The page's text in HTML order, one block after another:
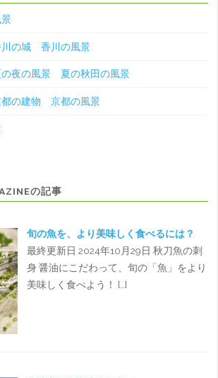
の城 香川の風景
夜の風景 夏の秋田の風景
の建物 京都の風景
の記事
旬の魚を、より美味しく食べるには？
最終更新日 2024年10月29日 秋刀魚の刺
身 醤油にこだわって、旬の「魚」をより
美味しく食べよう！ […]